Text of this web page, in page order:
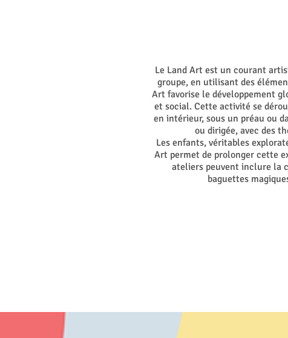
Le Land Art est un courant
groupe, en utilisant des
Art favorise le développement
et social. Cette activité se
en intérieur, sous un préau ou
ou dirigée, avec des
Les enfants, véritables
Art permet de prolonger cette
ateliers peuvent inclure la
baguettes
L’accent est mis sur